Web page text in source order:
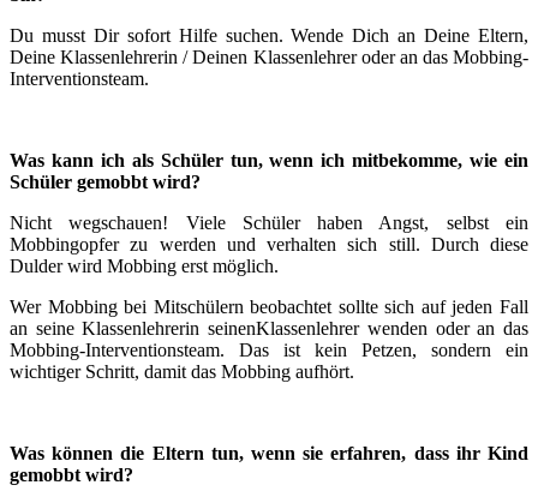
Du musst Dir sofort Hilfe suchen. Wende Dich an Deine Eltern,
Deine Klassenlehrerin / Deinen Klassenlehrer oder an das Mobbing-
Interventionsteam.
Was kann ich als Schüler tun, wenn ich mitbekomme, wie ein
Schüler gemobbt wird?
Nicht wegschauen! Viele Schüler haben Angst, selbst ein
Mobbingopfer zu werden und verhalten sich still. Durch diese
Dulder wird Mobbing erst möglich.
Wer Mobbing bei Mitschülern beobachtet sollte sich auf jeden Fall
an seine Klassenlehrerin seinenKlassenlehrer wenden oder an das
Mobbing-Interventionsteam. Das ist kein Petzen, sondern ein
wichtiger Schritt, damit das Mobbing aufhört.
Was können die Eltern tun, wenn sie erfahren, dass ihr Kind
gemobbt wird?